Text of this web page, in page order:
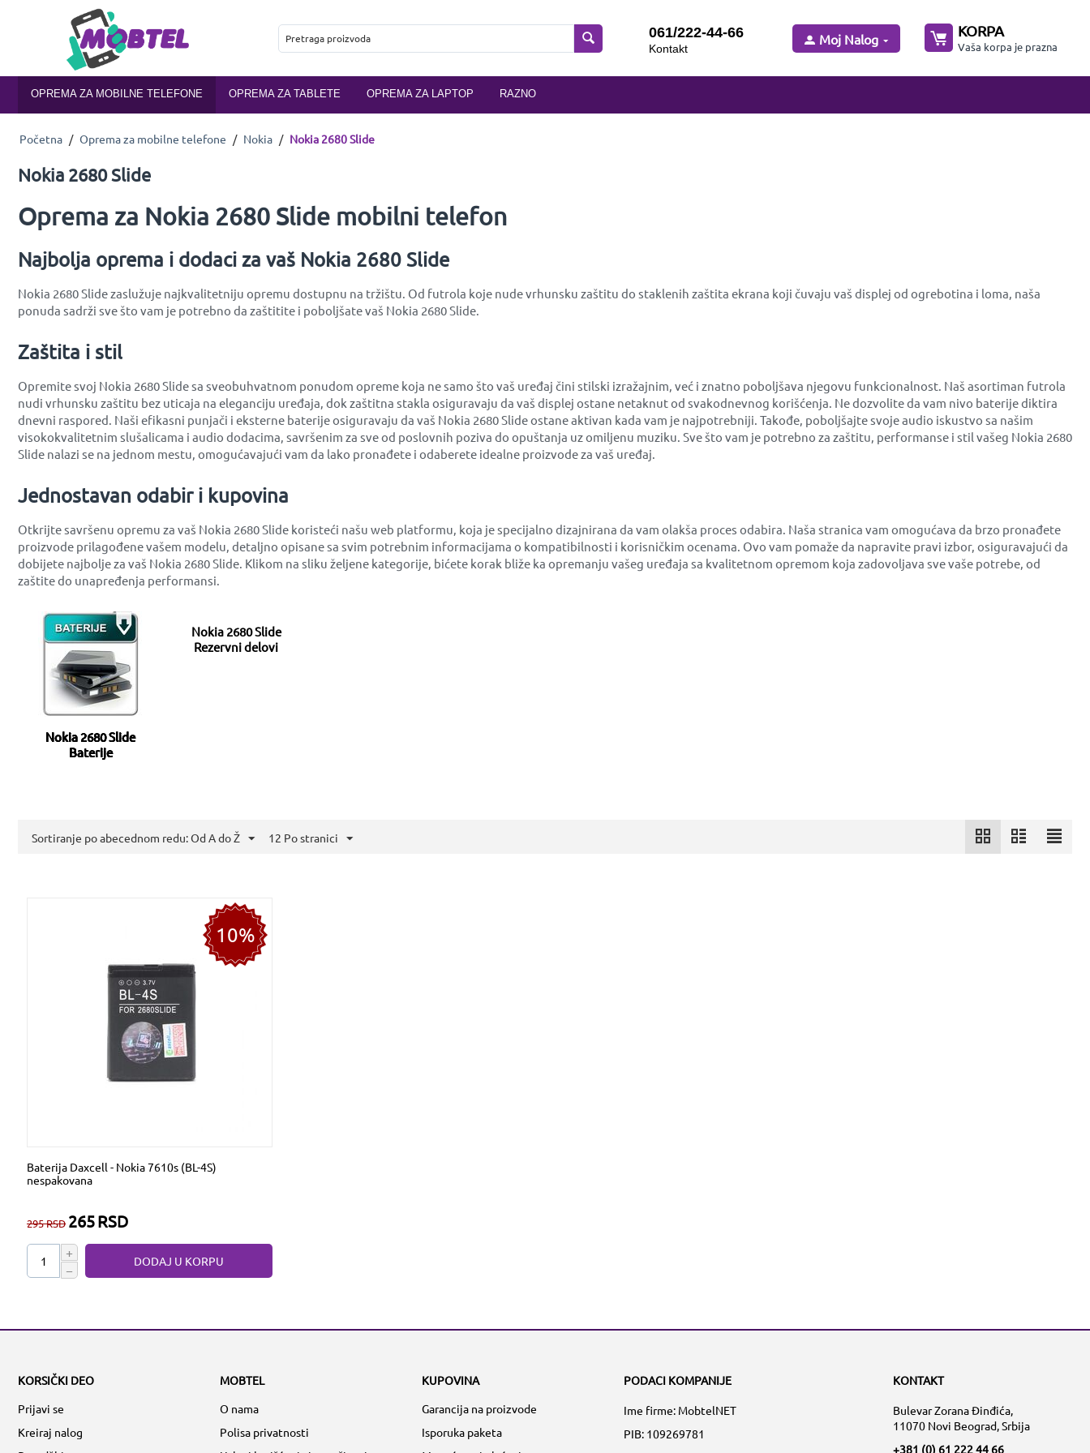
061/222-44-66
Kontakt
Moj Nalog KORPA
Vaša korpa je prazna
OPREMA ZA MOBILNE TELEFONE OPREMA ZA TABLETE OPREMA ZA LAPTOP RAZNO
Početna / Oprema za mobilne telefone / Nokia / Nokia 2680 Slide
Nokia 2680 Slide
Oprema za Nokia 2680 Slide mobilni telefon
Najbolja oprema i dodaci za vaš Nokia 2680 Slide
Nokia 2680 Slide zaslužuje najkvalitetniju opremu dostupnu na tržištu. Od futrola koje nude vrhunsku zaštitu do staklenih zaštita ekrana koji čuvaju vaš displej od ogrebotina i loma, naša
ponuda sadrži sve što vam je potrebno da zaštitite i poboljšate vaš Nokia 2680 Slide.
Zaštita i stil
Opremite svoj Nokia 2680 Slide sa sveobuhvatnom ponudom opreme koja ne samo što vaš uređaj čini stilski izražajnim, već i znatno poboljšava njegovu funkcionalnost. Naš asortiman futrola
nudi vrhunsku zaštitu bez uticaja na eleganciju uređaja, dok zaštitna stakla osiguravaju da vaš displej ostane netaknut od svakodnevnog korišćenja. Ne dozvolite da vam nivo baterije diktira
dnevni raspored. Naši efikasni punjači i eksterne baterije osiguravaju da vaš Nokia 2680 Slide ostane aktivan kada vam je najpotrebniji. Takođe, poboljšajte svoje audio iskustvo sa našim
visokokvalitetnim slušalicama i audio dodacima, savršenim za sve od poslovnih poziva do opuštanja uz omiljenu muziku. Sve što vam je potrebno za zaštitu, performanse i stil vašeg Nokia 2680
Slide nalazi se na jednom mestu, omogućavajući vam da lako pronađete i odaberete idealne proizvode za vaš uređaj.
Jednostavan odabir i kupovina
Otkrijte savršenu opremu za vaš Nokia 2680 Slide koristeći našu web platformu, koja je specijalno dizajnirana da vam olakša proces odabira. Naša stranica vam omogućava da brzo pronađete
proizvode prilagođene vašem modelu, detaljno opisane sa svim potrebnim informacijama o kompatibilnosti i korisničkim ocenama. Ovo vam pomaže da napravite pravi izbor, osiguravajući da
dobijete najbolje za vaš Nokia 2680 Slide. Klikom na sliku željene kategorije, bićete korak bliže ka opremanju vašeg uređaja sa kvalitetnom opremom koja zadovoljava sve vaše potrebe, od
zaštite do unapređenja performansi.
Nokia 2680 Slide
Baterije
Nokia 2680 Slide
Rezervni delovi
Sortiranje po abecednom redu: Od A do Ž 12 Po stranici
10%
Baterija Daxcell - Nokia 7610s (BL-4S)
nespakovana
295RSD 265RSD
+
−
DODAJ U KORPU
KORSIČKI DEO
Prijavi se
Kreiraj nalog
MOBTEL
O nama
Polisa privatnosti
KUPOVINA
Garancija na proizvode
Isporuka paketa
PODACI KOMPANIJE
Ime firme: MobtelNET
PIB: 109269781
KONTAKT
Bulevar Zorana Đinđića,
11070 Novi Beograd, Srbija
+381 (0) 61 222 44 66